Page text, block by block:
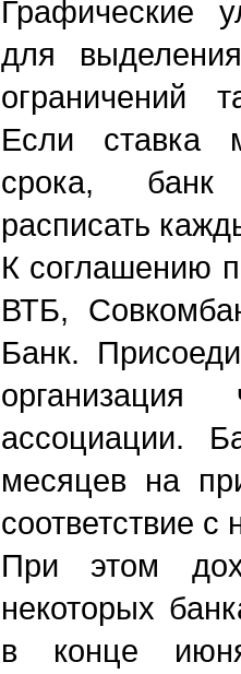
Графические
для
ограничений
Если ставка
срока, банк
расписать
К соглашению
ВТБ,
Банк.
организация
ассоциации.
месяцев на
соответствие
При этом
некоторых
в конце